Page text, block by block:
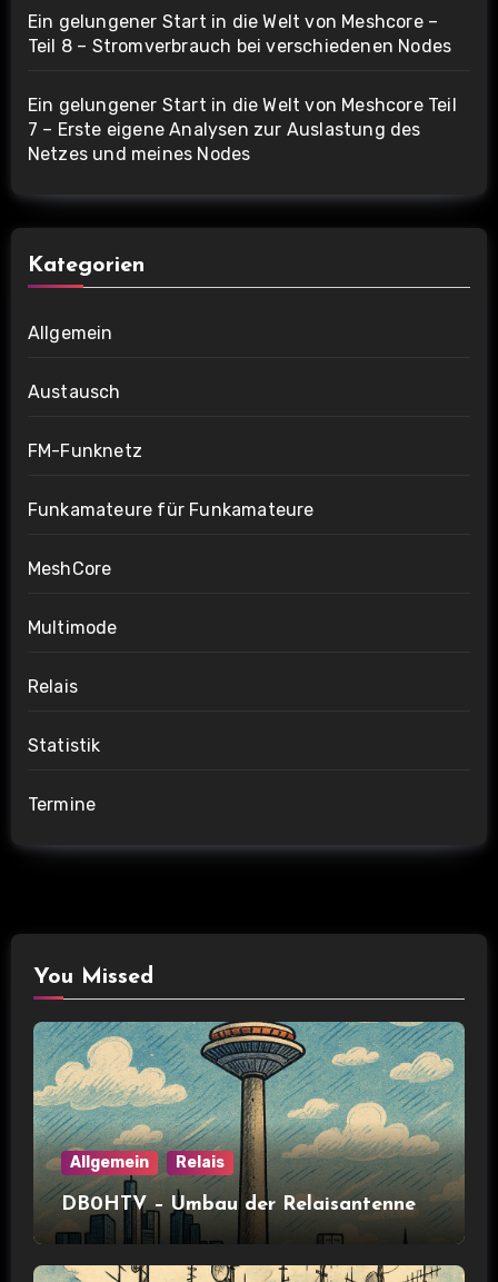
Ein gelungener Start in die Welt von Meshcore –
Teil 8 – Stromverbrauch bei verschiedenen Nodes
Ein gelungener Start in die Welt von Meshcore Teil
7 – Erste eigene Analysen zur Auslastung des
Netzes und meines Nodes
Kategorien
Allgemein
Austausch
FM-Funknetz
Funkamateure für Funkamateure
MeshCore
Multimode
Relais
Statistik
Termine
You Missed
Allgemein Relais
DB0HTV – Umbau der Relaisantenne